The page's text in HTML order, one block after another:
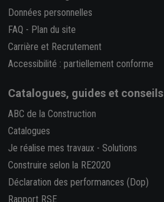
Données personnelles
FAQ - Plan du site
Carrière et Recrutement
Accessibilité : partiellement conforme
Catalogues, guides et conseils
ABC de la Construction
Catalogues
Je réalise mes travaux - Solutions
Construire selon la RE2020
Déclaration des performances (Dop)
Rapport RSE